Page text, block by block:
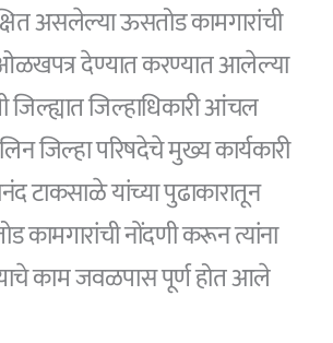
असलेल्या ऊसतोड कामगारांची
देण्यात करण्यात आलेल्या
जिल्हाधिकारी आंचल
जिल्हा परिषदेचे मुख्य कार्यकारी
टाकसाळे यांच्या पुढाकारातून
कामगारांची नोंदणी करून त्यांना
काम जवळपास पूर्ण होत आले